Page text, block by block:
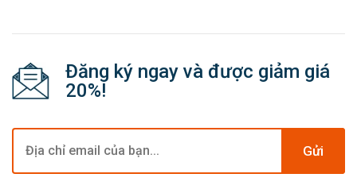
Pa lăng xích
Nhẵn cắt rau quả
Mũi khoét lỗ
Đăng ký ngay và được giảm giá